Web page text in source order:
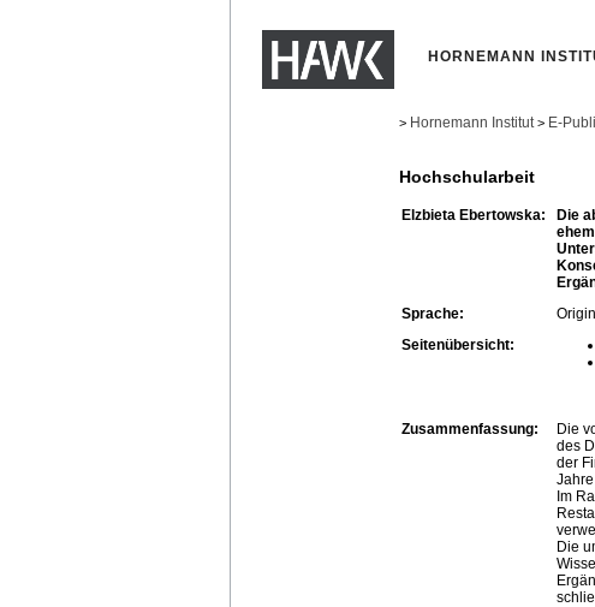
HORNEMANN
> Hornemann Institut > E-
Hochschularbeit
Elzbieta Ebertowska:
Die
Sprache:
Seitenübersicht:
Zusammenfassung:
Die
des
der
Im
Die